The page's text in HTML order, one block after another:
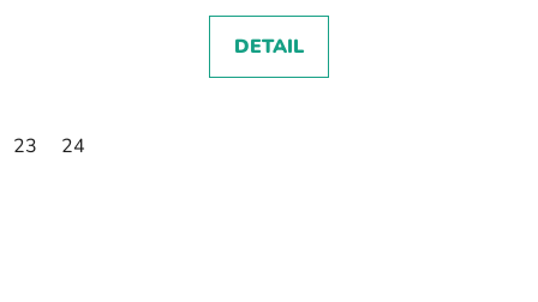
DETAIL
23 24